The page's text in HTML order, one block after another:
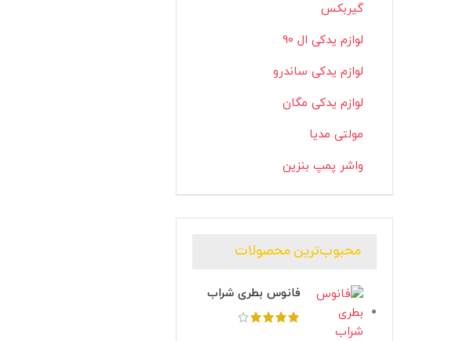
گیربکس
لوازم یدکی ال 90
لوازم یدکی ساندرو
لوازم یدکی مگان
مولتی مدیا
واشر پمپ بنزین
محبوب‌ترین محصولات
فانوس بطری شراب